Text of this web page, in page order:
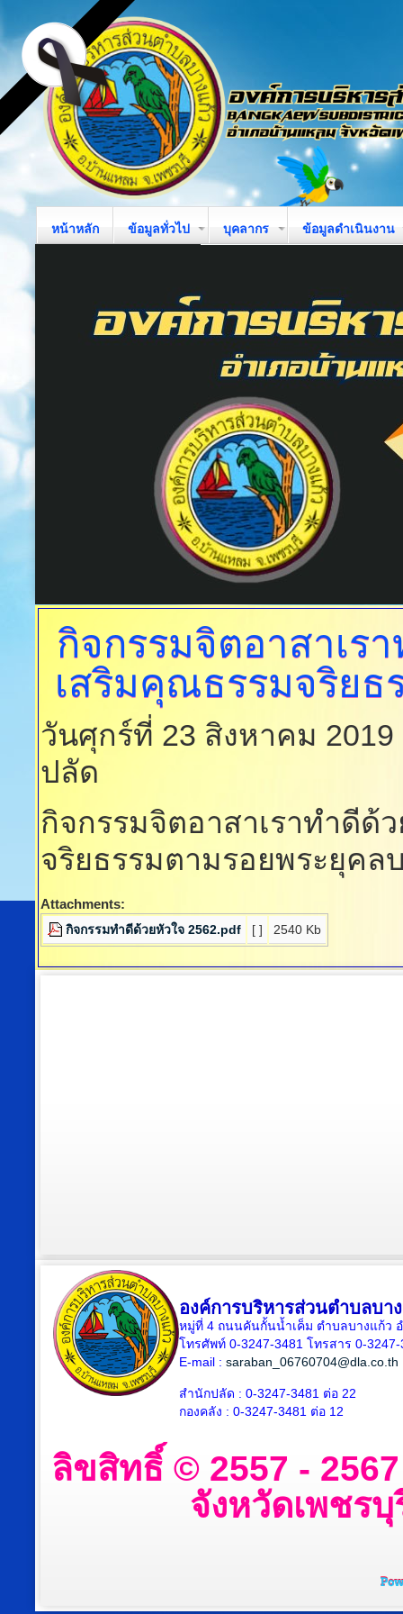
หน้าหลัก ข้อมูลทั่วไป บุคลากร ข้อมูลดำเนินงาน
กิจกรรมจิตอาสาเร
เสริมคุณธรรมจริยธ
วันศุกร์ที่ 23 สิงหาคม 2019
ปลัด
กิจกรรมจิตอาสาเราทำดีด้
จริยธรรมตามรอยพระยุคล
Attachments:
กิจกรรมทำดีด้วยหัวใจ 2562.pdf [ ] 2540 Kb
องค์การบริหารส่วนตำบลบา
หมู่ที่ 4 ถนนคันกั้นน้ำเค็ม ตำบลบางแก้ว
โทรศัพท์ 0-3247-3481 โทรสาร 0-3247-
E-mail : saraban_06760704@dla.co.th
สำนักปลัด : 0-3247-3481 ต่อ 22
กองคลัง : 0-3247-3481 ต่อ 12
ลิขสิทธิ์ © 2557 -
จังหวัดเพชร